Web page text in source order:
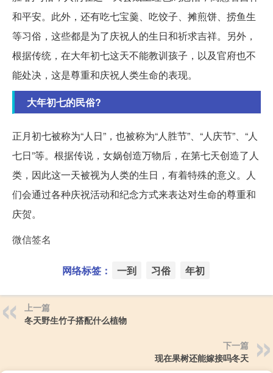
和平安。此外，还有吃七宝羹、吃饺子、摊煎饼、捞鱼生
等习俗，这些都是为了庆祝人的生日和祈求吉祥。另外，
根据传统，在大年初七这天不能教训孩子，以及官府也不
能处决，这是尊重和庆祝人类生命的表现。
大年初七的民俗?
正月初七被称为“人日”，也被称为“人胜节”、“人庆节”、“人
七日”等。根据传说，女娲创造万物后，在第七天创造了人
类，因此这一天被视为人类的生日，有着特殊的意义。人
们会通过各种庆祝活动和纪念方式来表达对生命的尊重和
庆贺。
微信签名
网络标签： 一到 习俗 年初
上一篇
冬天野生竹子搭配什么植物
下一篇
现在果树还能嫁接吗冬天